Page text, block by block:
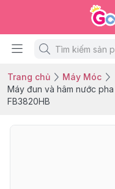
Trang chủ
Máy Móc
Máy đun và hâm nước
FB3820HB